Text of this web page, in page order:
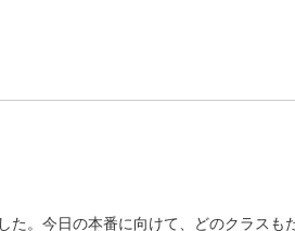
。今日の本番に向けて、どのクラスも